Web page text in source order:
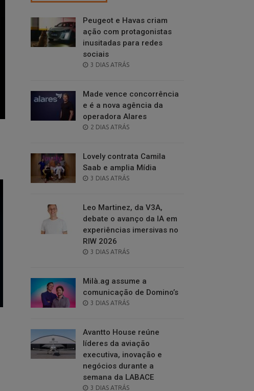
Peugeot e Havas criam
ação com protagonistas
inusitadas para redes
sociais
POSTED
3 DIAS ATRÁS
Made vence concorrência
e é a nova agência da
operadora Alares
POSTED
2 DIAS ATRÁS
Lovely contrata Camila
Saab e amplia Mídia
POSTED
3 DIAS ATRÁS
Leo Martinez, da V3A,
debate o avanço da IA em
experiências imersivas no
RIW 2026
POSTED
3 DIAS ATRÁS
Milà.ag assume a
comunicação de Domino’s
POSTED
3 DIAS ATRÁS
Avantto House reúne
líderes da aviação
executiva, inovação e
negócios durante a
semana da LABACE
POSTED
3 DIAS ATRÁS